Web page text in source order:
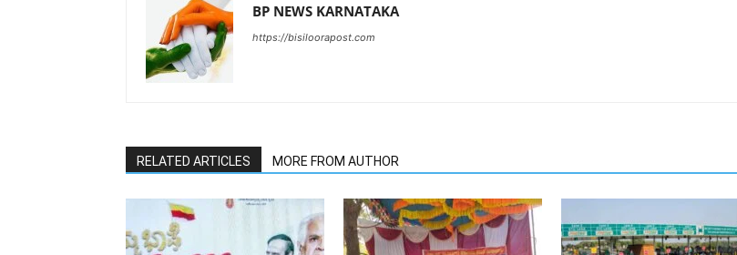
BP NEWS KARNATAKA
https://bisiloorapost.com
RELATED ARTICLES MORE FROM AUTHOR